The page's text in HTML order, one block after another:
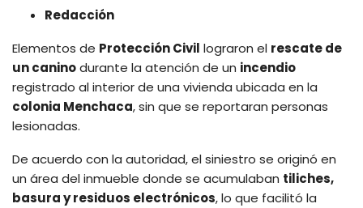
Redacción
Elementos de Protección Civil lograron el rescate de
un caninodurante la atención de un incendio
registrado al interior de una vivienda ubicada en la
colonia Menchaca, sin que se reportaran personas
lesionadas.
De acuerdo con la autoridad, el siniestro se originó en
un área del inmueble donde se acumulaban tiliches,
basura y residuos electrónicos, lo que facilitó la